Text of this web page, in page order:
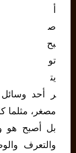
ص
بح
تو
يت
ر أحد وسائل
مصغر، مثلما
بل أصبح هو
والتعرف